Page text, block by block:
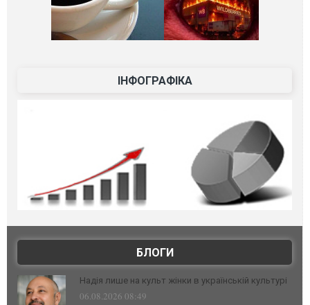
ІНФОГРАФІКА
БЛОГИ
Надія лише на культ жінки в українській культурі
06.08.2026 08:49